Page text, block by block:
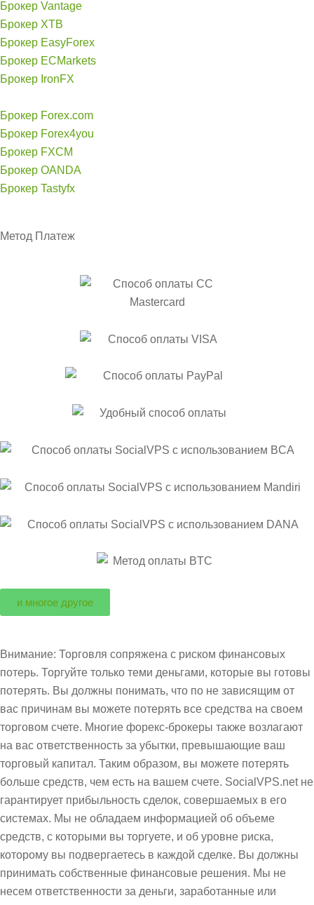
Брокер Vantage
Брокер XTB
Брокер EasyForex
Брокер ECMarkets
Брокер IronFX
Брокер Forex.com
Брокер Forex4you
Брокер FXCM
Брокер OANDA
Брокер Tastyfx
Метод Платеж
и многое другое
Внимание: Торговля сопряжена с риском финансовых
потерь. Торгуйте только теми деньгами, которые вы готовы
потерять. Вы должны понимать, что по не зависящим от
вас причинам вы можете потерять все средства на своем
торговом счете. Многие форекс-брокеры также возлагают
на вас ответственность за убытки, превышающие ваш
торговый капитал. Таким образом, вы можете потерять
больше средств, чем есть на вашем счете. SocialVPS.net не
гарантирует прибыльность сделок, совершаемых в его
системах. Мы не обладаем информацией об объеме
средств, с которыми вы торгуете, и об уровне риска,
которому вы подвергаетесь в каждой сделке. Вы должны
принимать собственные финансовые решения. Мы не
несем ответственности за деньги, заработанные или